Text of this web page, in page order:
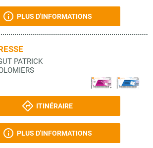
PLUS D'INFORMATIONS
PATRICK
ITINÉRAIRE
PLUS D'INFORMATIONS